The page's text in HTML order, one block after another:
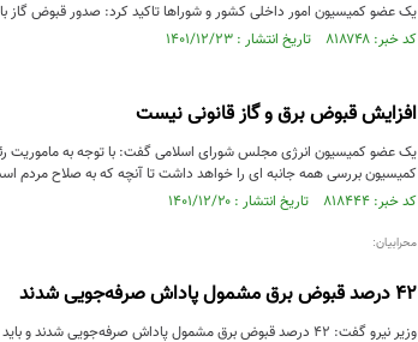
یک عضو کمیسیون امور داخلی کشور و شوراها تاکید کرد: صدور قبوض گاز
کد خبر: ۸۱۸۷۴۸ تاریخ انتشار : ۱۴۰۱/۱۲/۲۳
افزایش قبوض برق و گاز قانونی نیست
یک عضو کمیسیون انرژی مجلس شورای اسلامی گفت: با توجه به
کمیسیون بررسی همه جانبه ای را خواهد داشت تا آنچه که به صلاح مردم
کد خبر: ۸۱۸۴۴۴ تاریخ انتشار : ۱۴۰۱/۱۲/۲۰
محرابیان:
۴۲ درصد قبوض برق مشمول پاداش صرفه‌جویی شدند
وزیر نیرو گفت: ۴۲ درصد قبوض برق مشمول پاداش صرفه‌جویی شدند و باید تلاش شود سال آینده این عدد به ۷۲ درصد ارتقا یابد.